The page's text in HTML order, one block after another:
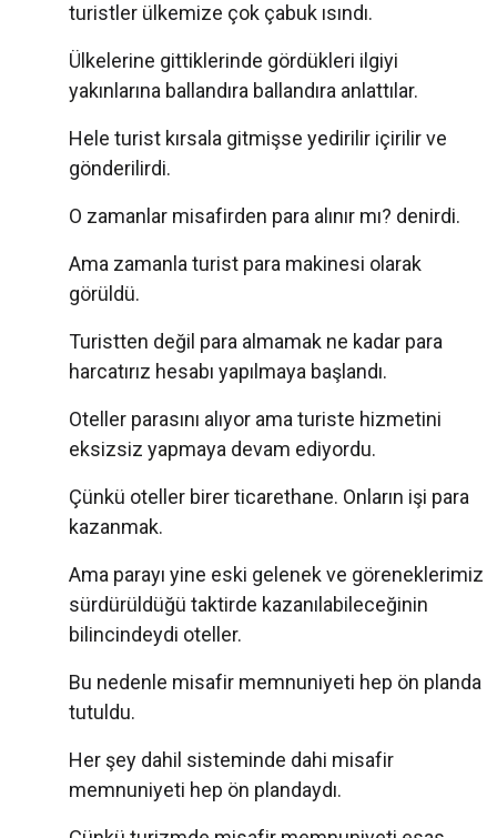
turistler ülkemize çok çabuk ısındı.
Ülkelerine gittiklerinde gördükleri ilgiyi
yakınlarına ballandıra ballandıra anlattılar.
Hele turist kırsala gitmişse yedirilir içirilir ve
gönderilirdi.
O zamanlar misafirden para alınır mı? denirdi.
Ama zamanla turist para makinesi olarak
görüldü.
Turistten değil para almamak ne kadar para
harcatırız hesabı yapılmaya başlandı.
Oteller parasını alıyor ama turiste hizmetini
eksizsiz yapmaya devam ediyordu.
Çünkü oteller birer ticarethane. Onların işi para
kazanmak.
Ama parayı yine eski gelenek ve göreneklerimiz
sürdürüldüğü taktirde kazanılabileceğinin
bilincindeydi oteller.
Bu nedenle misafir memnuniyeti hep ön planda
tutuldu.
Her şey dahil sisteminde dahi misafir
memnuniyeti hep ön plandaydı.